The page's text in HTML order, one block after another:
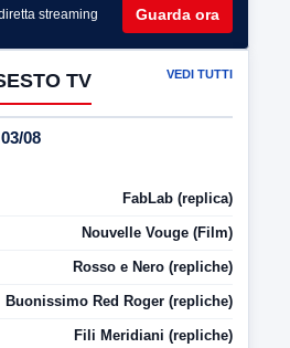
streaming Guarda ora
TV VEDI TUTTI
08
FabLab (replica)
Nouvelle Vouge (Film)
Rosso e Nero (repliche)
Buonissimo Red Roger (repliche)
Fili Meridiani (repliche)